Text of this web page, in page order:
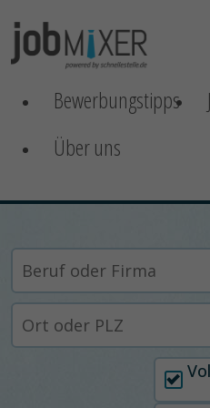
Bewerbungstipps
Über uns